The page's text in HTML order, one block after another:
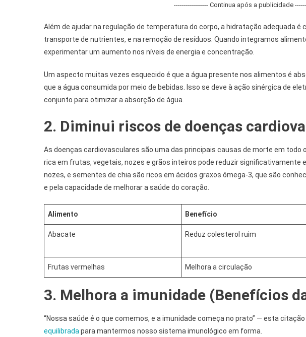
----------------- Continua após a publicidade
Além de ajudar na regulação de temperatura do corpo, a hidratação adequada
transporte de nutrientes, e na remoção de resíduos. Quando integramos
experimentar um aumento nos níveis de energia e concentração.
Um aspecto muitas vezes esquecido é que a água presente nos alimentos é
que a água consumida por meio de bebidas. Isso se deve à ação sinérgica de
conjunto para otimizar a absorção de água.
2. Diminui riscos de doenças
As doenças cardiovasculares são uma das principais causas de morte em todo
rica em frutas, vegetais, nozes e grãos inteiros pode reduzir significativamente
nozes, e sementes de chia são ricos em ácidos graxos ômega-3, que são
e pela capacidade de melhorar a saúde do coração.
Alimento Benefício
Abacate Reduz colesterol ruim
Frutas vermelhas Melhora a circulação
3. Melhora a imunidade (Benefícios
“Nossa saúde é o que comemos, e a imunidade começa no prato” — esta
equilibrada para mantermos nosso sistema imunológico em forma.